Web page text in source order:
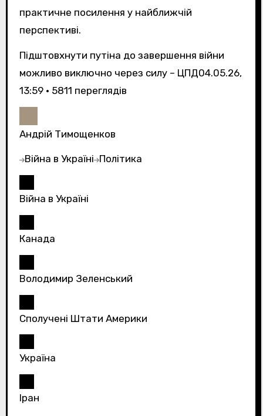
практичне посилення у найближчій
перспективі.
Підштовхнути путіна до завершення війни
можливо виключно через силу – ЦПД04.05.26,
13:59 • 5811 переглядiв
Андрій Тимощенков
Війна в Україні Політика
Війна в Україні
Канада
Володимир Зеленський
Сполучені Штати Америки
Україна
Іран